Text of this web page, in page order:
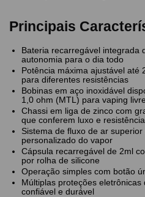
Principais
Bateria recarregável integrada
autonomia para o dia todo
Potência máxima ajustável até
para diferentes resistências
Bobinas em aço inoxidável
1,0 ohm (MTL) para vaping
Chassi em liga de zinco com
que conferem luxo e resistência
Sistema de fluxo de ar
personalizado do vapor
Cápsula recarregável de 2ml
por rolha de silicone
Operação simples com botão
Múltiplas proteções
confiável e durável